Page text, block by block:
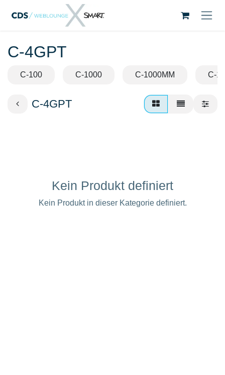
Zum Inhalt springen
C-4GPT
C-100 C-1000 C-1000MM C-
C-4GPT
Kein Produkt definiert
Kein Produkt in dieser Kategorie definiert.